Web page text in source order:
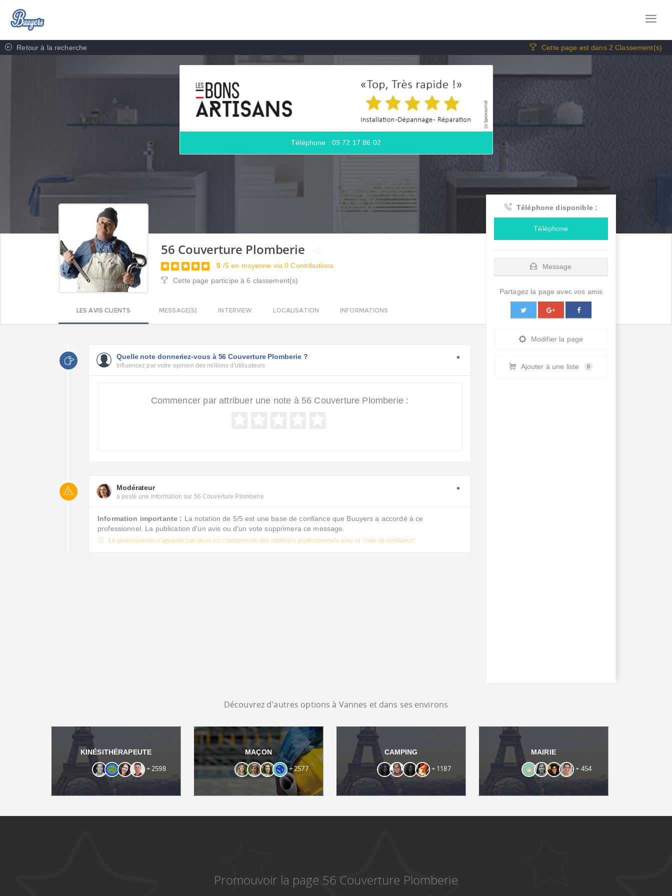
Retour à la recherche Cette page est dans 2 Classement(s)
Téléphone : 09 72 17 86 02
56 Couverture Plomberie
5 /5 en moyenne via 0 Contributions
Cette page participe à 6 classement(s)
LES AVIS CLIENTS MESSAGE(S) INTERVIEW LOCALISATION INFORMATIONS
Quelle note donneriez-vous à 56 Couverture Plomberie ?
Influencez par votre opinion des millions d'utilisateurs
Commencer par attribuer une note à 56 Couverture Plomberie :
Modérateur
a posté une information sur 56 Couverture Plomberie
Information importante : La notation de 5/5 est une base de confiance que Buuyers a accordé à ce
professionnel. La publication d'un avis ou d'un vote supprimera ce message.
Le professionnel n'apparait pas dans les classements des meilleurs professionnels avec la "note de confiance".
Téléphone disponible :
Téléphone
Message
Partagez la page avec vos amis
Modifier la page
Ajouter à une liste 0
Découvrez d'autres options à Vannes et dans ses environs
KINÉSITHÉRAPEUTE
+ 2598
MAÇON
+ 2577
CAMPING
+ 1187
MAIRIE
+ 454
Promouvoir la page 56 Couverture Plomberie